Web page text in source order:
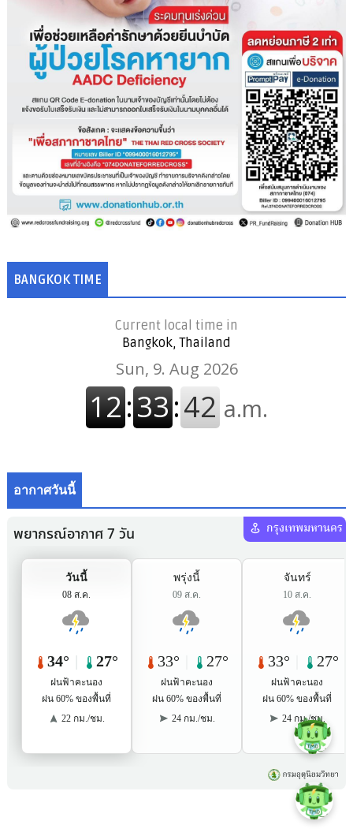
BANGKOK TIME
Current local time in
Bangkok, Thailand
อากาศวันนี้